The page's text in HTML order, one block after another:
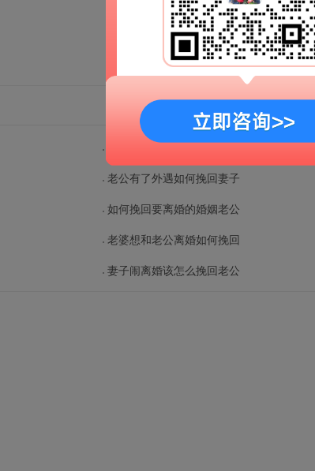
老公有了外遇如何挽回妻子
如何挽回要离婚的婚姻老公
老婆想和老公离婚如何挽回
妻子闹离婚该怎么挽回老公